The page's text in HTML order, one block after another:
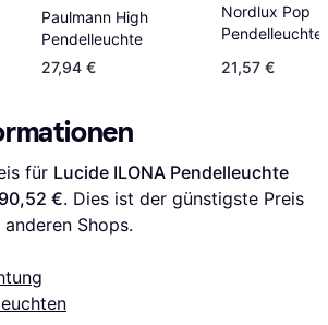
Paulmann High
Pendelleuchte
27,94 €
Nordlux Pop
Pendelleuchte
21,57 €
für Lucide ILONA Pendelleuchte
€. Dies ist der günstigste Preis
anderen Shops.